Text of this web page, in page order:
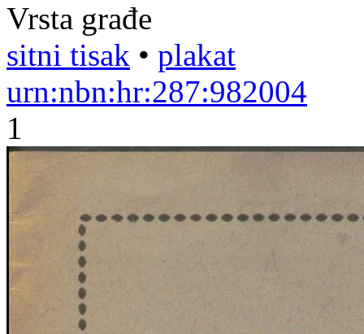
Vrsta građe
sitni tisak • plakat
urn:nbn:hr:287:982004
1